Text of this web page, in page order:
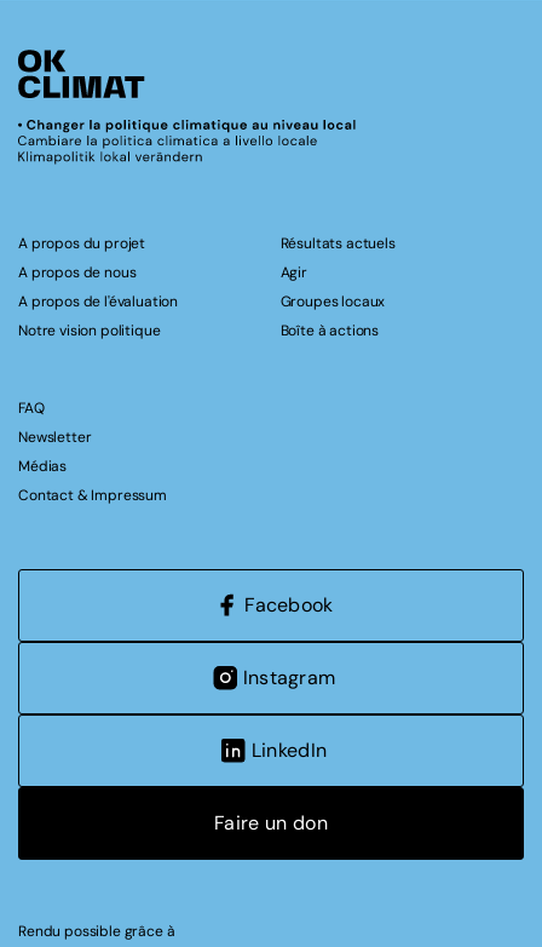
A propos du projet
A propos de nous
A propos de l'évaluation
Notre vision politique
Résultats actuels
Agir
Groupes locaux
Boîte à actions
FAQ
Newsletter
Médias
Contact & Impressum
Facebook
Instagram
LinkedIn
Faire un don
Rendu possible grâce à